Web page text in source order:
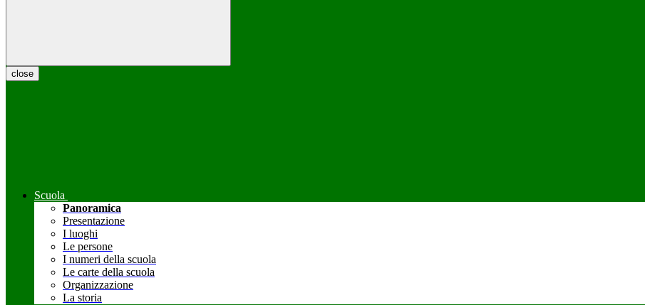
close
Scuola
Panoramica
Presentazione
I luoghi
Le persone
I numeri della scuola
Le carte della scuola
Organizzazione
La storia